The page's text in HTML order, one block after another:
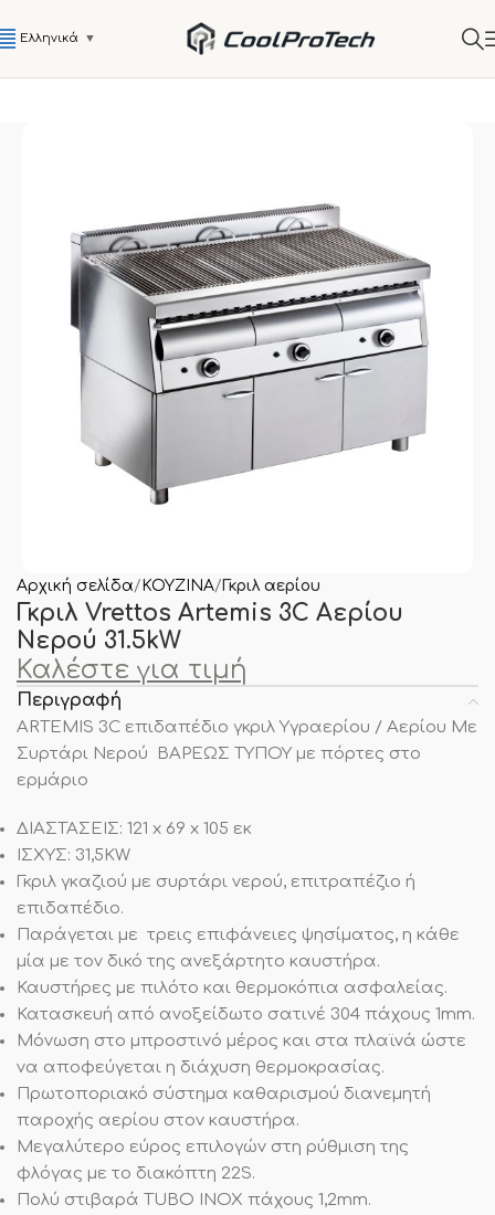
Ελληνικά ▼
Αρχική σελίδα ΚΟΥΖΙΝΑ Γκριλ αερίου
Γκριλ Vrettos Artemis 3C Αερίου
Νερού 31.5kW
Καλέστε για τιμή
Περιγραφή
ARTEMIS 3C επιδαπέδιο γκριλ Υγραερίου / Αερίου Με
Συρτάρι Νερού ΒΑΡΕΩΣ ΤΥΠΟΥ με πόρτες στο
ερμάριο
ΔΙΑΣΤΑΣΕΙΣ: 121 x 69 x 105 εκ
ΙΣΧΥΣ: 31,5KW
Γκριλ γκαζιού με συρτάρι νερού, επιτραπέζιο ή
επιδαπέδιο.
Παράγεται με τρεις επιφάνειες ψησίματος, η κάθε
μία με τον δικό της ανεξάρτητο καυστήρα.
Καυστήρες με πιλότο και θερμοκόπια ασφαλείας.
Κατασκευή από ανοξείδωτο σατινέ 304 πάχους 1mm.
Μόνωση στο μπροστινό μέρος και στα πλαϊνά ώστε
να αποφεύγεται η διάχυση θερμοκρασίας.
Πρωτοποριακό σύστημα καθαρισμού διανεμητή
παροχής αερίου στον καυστήρα.
Μεγαλύτερο εύρος επιλογών στη ρύθμιση της
φλόγας με το διακόπτη 22S.
Πολύ στιβαρά TUBO INOX πάχους 1,2mm.